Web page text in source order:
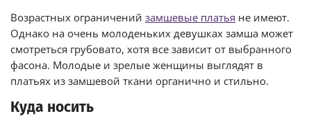
Возрастных ограничений замшевые платья не имеют.
Однако на очень молоденьких девушках замша может
смотреться грубовато, хотя все зависит от выбранного
фасона. Молодые и зрелые женщины выглядят в
платьях из замшевой ткани органично и стильно.
Куда носить